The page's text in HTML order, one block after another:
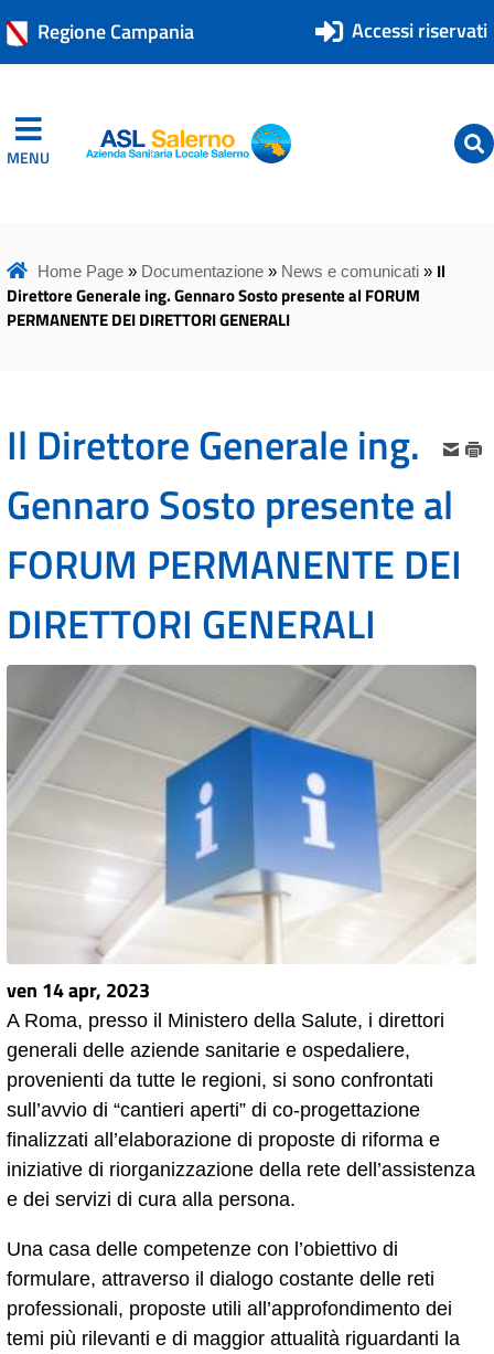
Regione Campania Accessi riservati
MENU ASL Salerno
ASL Salerno
Home Page» Documentazione» News e comunicati» Il
Direttore Generale ing. Gennaro Sosto presente al FORUM
PERMANENTE DEI DIRETTORI GENERALI
Il Direttore Generale ing.
Gennaro Sosto presente al
FORUM PERMANENTE DEI
DIRETTORI GENERALI
ven 14 apr, 2023
A Roma, presso il Ministero della Salute, i direttori
generali delle aziende sanitarie e ospedaliere,
provenienti da tutte le regioni, si sono confrontati
sull’avvio di “cantieri aperti” di co-progettazione
finalizzati all’elaborazione di proposte di riforma e
iniziative di riorganizzazione della rete dell’assistenza
e dei servizi di cura alla persona.
Una casa delle competenze con l’obiettivo di
formulare, attraverso il dialogo costante delle reti
professionali, proposte utili all’approfondimento dei
temi più rilevanti e di maggior attualità riguardanti la